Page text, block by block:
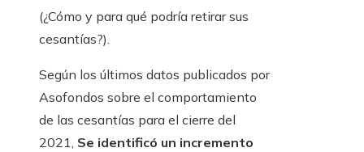
(¿Cómo y para qué podría retirar sus
cesantías?).
Según los últimos datos publicados por
Asofondos sobre el comportamiento
de las cesantías para el cierre del
2021, Se identificó un incremento